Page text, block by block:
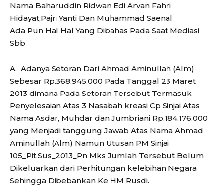
Nama Baharuddin Ridwan Edi Arvan Fahri
Hidayat,Pajri Yanti Dan Muhammad Saenal
Ada Pun Hal Hal Yang Dibahas Pada Saat Mediasi
Sbb
A. Adanya Setoran Dari Ahmad Aminullah (Alm)
Sebesar Rp.368.945.000 Pada Tanggal 23 Maret
2013 dimana Pada Setoran Tersebut Termasuk
Penyelesaian Atas 3 Nasabah kreasi Cp Sinjai Atas
Nama Asdar, Muhdar dan Jumbriani Rp.184.176.000
yang Menjadi tanggung Jawab Atas Nama Ahmad
Aminullah (Alm) Namun Utusan PM Sinjai
105_Pit.Sus_2013_Pn Mks Jumlah Tersebut Belum
Dikeluarkan dari Perhitungan kelebihan Negara
Sehingga Dibebankan Ke HM Rusdi.